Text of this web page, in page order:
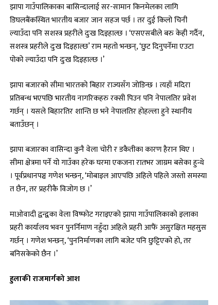
झापा गाउँपालिकाका बासिन्दालाई सर-सामान किनमेलका लागि
डिघलबैंकस्थित भारतीय बजार जान सहज पर्छ । तर दुई किलो चिनी
ल्याउँदा पनि सशस्त्र प्रहरीले दुःख दिइहाल्छ । ‘एसएसबीले बरु केही गर्दैन,
सशस्त्र प्रहरीले दुःख दिइहाल्छ’ राम महतो भन्छन्, ‘छुट दिनुपर्नेमा एउटा
पोको ल्याउँदा पनि दुःख दिइहाल्छ ।’
झापा बजारको सीमा भारतको बिहार राज्यसँग जोडिन्छ । त्यहाँ मदिरा
प्रतिबन्ध भएपछि भारतीय नागरिकहरु रक्सी पिउन पनि नेपालतिर प्रवेश
गर्छन् । यसले बिहारतिर शान्ति छ भने नेपालतिर होहल्ला हुने स्थानीय
बताउँछन् ।
झापा बजारका वासिन्दा कुनै वेला चोरी र डकैतीका कारण हैरान थिए ।
सीमा क्षेत्रमा पर्ने यो गाउँका हरेक घरमा एकजना रातभर जाग्रम बसेका हुन्थे
। पूर्वप्रधानपञ्च गणेश भन्छन्, ‘मोबाइल आएपछि अहिले पहिले जस्तो समस्या
त छैन, तर प्रहरीकै विजोग छ ।’
माओवादी द्वन्द्वका वेला विष्फोट गराइएको झापा गाउँपालिकाको इलाका
प्रहरी कार्यालय भवन पुनर्निमाण नहुँदा अहिले प्रहरी आफैं असुरक्षित महसुस
गर्छन् । गणेश भन्छन्, ‘पुननिर्माणका लागि बजेट पनि छुट्टिएको हो, तर
बनिसकेको छैन ।’
हुलाकी राजमार्गको आश